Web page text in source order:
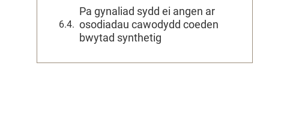
Pa gynaliad sydd ei angen ar
osodiadau cawodydd coeden
bwytad synthetig